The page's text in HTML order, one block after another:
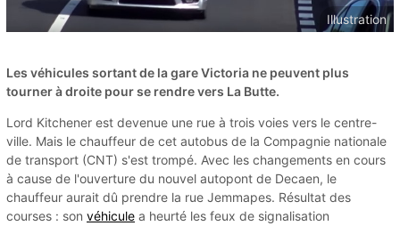
Illustration
Les véhicules sortant de la gare Victoria ne peuvent plus
tourner à droite pour se rendre vers La Butte.
Lord Kitchener est devenue une rue à trois voies vers le centre-
ville. Mais le chauffeur de cet autobus de la Compagnie nationale
de transport (CNT) s'est trompé. Avec les changements en cours
à cause de l'ouverture du nouvel autopont de Decaen, le
chauffeur aurait dû prendre la rue Jemmapes. Résultat des
courses : son véhicule a heurté les feux de signalisation